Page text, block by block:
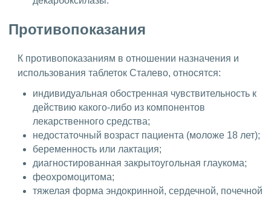
Противопоказания
К противопоказаниям в отношении назначения и
использования таблеток Сталево, относятся:
индивидуальная обостренная чувствительность к
действию какого-либо из компонентов
лекарственного средства;
недостаточный возраст пациента (моложе 18 лет);
беременность или лактация;
диагностированная закрытоугольная глаукома;
феохромоцитома;
тяжелая форма эндокринной, сердечной, почечной